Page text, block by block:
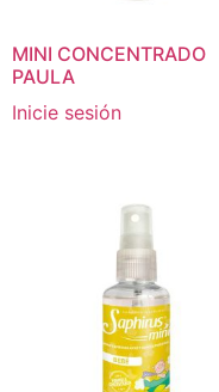
MINI CONCENTRADO
PAULA
Inicie sesión